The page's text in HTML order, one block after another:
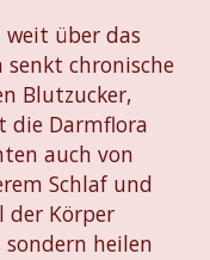
weit über das
chronische
Blutzucker,
die Darmflora
auch von
Schlaf und
der Körper
heilen